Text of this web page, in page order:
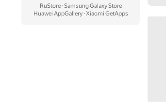
RuStore· Samsung Galaxy Store
Huawei AppGallery· Xiaomi GetApps